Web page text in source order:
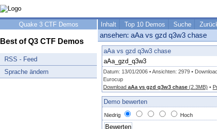
Quake 3 CTF Demos
Best of Q3 CTF Demos
RSS - Feed
Sprache ändern
Inhalt Top 10 Demos Suche
ansehen: aAa vs gzd q3w3 chase
aAa vs gzd q3w3 chase
aAa_gzd_q3w3
Datum: 13/01/2006 • Ansichten: 2979 •
Eurocup
Download aAa vs gzd q3w3 chase (2.3MB) •
Demo bewerten
Niedrig Hoch